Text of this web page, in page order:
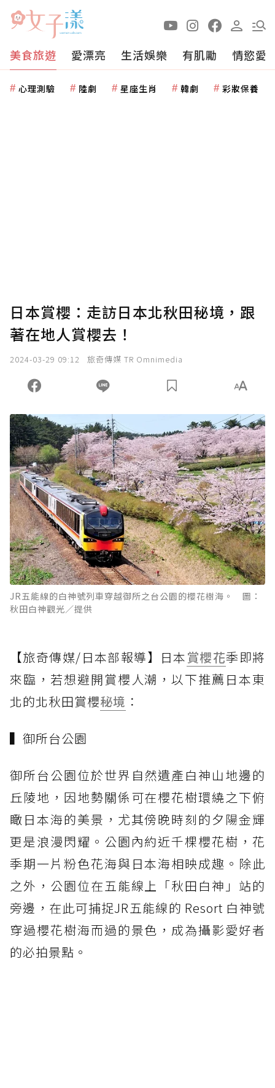
美食旅遊 愛漂亮 生活娛樂 有肌勵 情慾愛
心理測驗 陸劇 星座生肖 韓劇 彩妝保養
日本賞櫻：走訪日本北秋田秘境，跟
著在地人賞櫻去！
2024-03-29 09:12 旅奇傳媒 TR Omnimedia
JR五能線的白神號列車穿越御所之台公園的櫻花樹海。 圖：
秋田白神觀光／提供
【旅奇傳媒/日本部報導】日本賞櫻花季即將
來臨，若想避開賞櫻人潮，以下推薦日本東
北的北秋田賞櫻秘境 ：
▍御所台公園
御所台公園位於世界自然遺產白神山地邊的
丘陵地，因地勢關係可在櫻花樹環繞之下俯
瞰日本海的美景，尤其傍晚時刻的夕陽金輝
更是浪漫閃耀。公園內約近千棵櫻花樹，花
季期一片粉色花海與日本海相映成趣。除此
之外，公園位在五能線上「秋田白神」站的
旁邊，在此可捕捉JR五能線的 Resort 白神號
穿過櫻花樹海而過的景色，成為攝影愛好者
的必拍景點。